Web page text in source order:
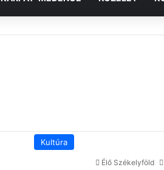
Kultúra
Élő Székelyföld